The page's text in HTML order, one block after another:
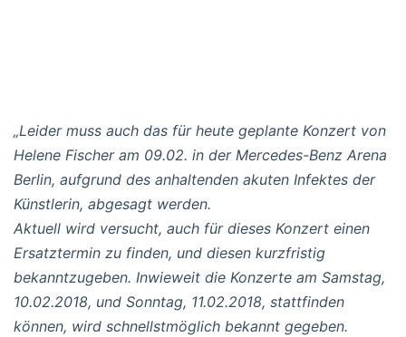
„Leider muss auch das für heute geplante Konzert von
Helene Fischer am 09.02. in der Mercedes-Benz Arena
Berlin, aufgrund des anhaltenden akuten Infektes der
Künstlerin, abgesagt werden.
Aktuell wird versucht, auch für dieses Konzert einen
Ersatztermin zu finden, und diesen kurzfristig
bekanntzugeben. Inwieweit die Konzerte am Samstag,
10.02.2018, und Sonntag, 11.02.2018, stattfinden
können, wird schnellstmöglich bekannt gegeben.